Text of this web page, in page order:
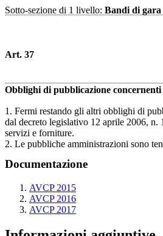
Sotto-sezione di 1 livello: Bandi di
Art. 37
Obblighi di pubblicazione
1. Fermi restando gli altri obblighi di
dal decreto legislativo 12 aprile 2006,
servizi e forniture.
2. Le pubbliche amministrazioni sono
Documentazione
AVCP 2015
AVCP 2016
AVCP 2017